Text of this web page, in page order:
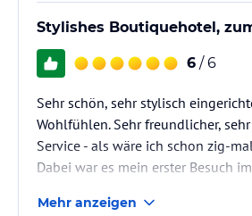
Stylishes Boutiquehotel,
6 / 6
Sehr schön, sehr stylisch
Wohlfühlen. Sehr freundlicher,
Service - als wäre ich schon zig-
Dabei war es mein erster Besuch
Mehr anzeigen